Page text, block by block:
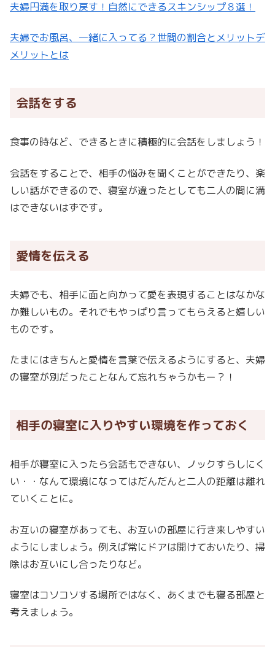
夫婦円満を取り戻す！自然にできるスキンシップ８選！
夫婦でお風呂、一緒に入ってる？世間の割合とメリットデ
メリットとは
会話をする
食事の時など、できるときに積極的に会話をしましょう！
会話をすることで、相手の悩みを聞くことができたり、楽
しい話ができるので、寝室が違ったとしても二人の間に溝
はできないはずです。
愛情を伝える
夫婦でも、相手に面と向かって愛を表現することはなかな
か難しいもの。それでもやっぱり言ってもらえると嬉しい
ものです。
たまにはきちんと愛情を言葉で伝えるようにすると、夫婦
の寝室が別だったことなんて忘れちゃうかもー？！
相手の寝室に入りやすい環境を作っておく
相手が寝室に入ったら会話もできない、ノックすらしにく
い・・なんて環境になってはだんだんと二人の距離は離れ
ていくことに。
お互いの寝室があっても、お互いの部屋に行き来しやすい
ようにしましょう。例えば常にドアは開けておいたり、掃
除はお互いにし合ったりなど。
寝室はコソコソする場所ではなく、あくまでも寝る部屋と
考えましょう。